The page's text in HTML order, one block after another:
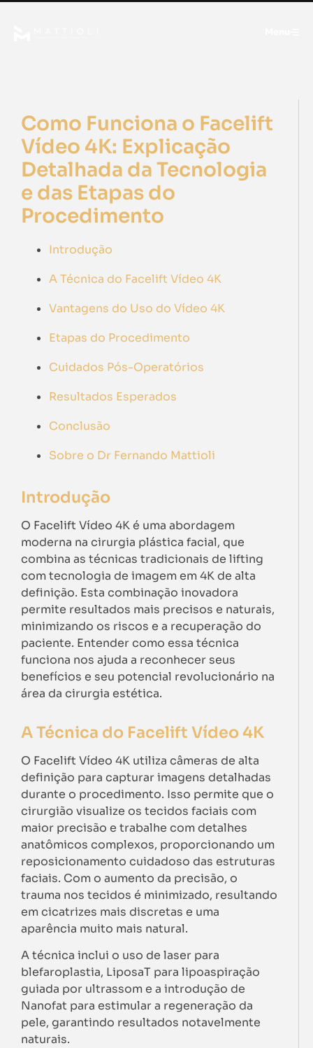
Como Funciona o Facelift
Vídeo 4K: Explicação
Detalhada da Tecnologia
e das Etapas do
Procedimento
Introdução
A Técnica do Facelift Vídeo 4K
Vantagens do Uso do Vídeo 4K
Etapas do Procedimento
Cuidados Pós-Operatórios
Resultados Esperados
Conclusão
Sobre o Dr Fernando Mattioli
Introdução
O Facelift Vídeo 4K é uma abordagem
moderna na cirurgia plástica facial, que
combina as técnicas tradicionais de lifting
com tecnologia de imagem em 4K de alta
definição. Esta combinação inovadora
permite resultados mais precisos e naturais,
minimizando os riscos e a recuperação do
paciente. Entender como essa técnica
funciona nos ajuda a reconhecer seus
benefícios e seu potencial revolucionário na
área da cirurgia estética.
A Técnica do Facelift Vídeo 4K
O Facelift Vídeo 4K utiliza câmeras de alta
definição para capturar imagens detalhadas
durante o procedimento. Isso permite que o
cirurgião visualize os tecidos faciais com
maior precisão e trabalhe com detalhes
anatômicos complexos, proporcionando um
reposicionamento cuidadoso das estruturas
faciais. Com o aumento da precisão, o
trauma nos tecidos é minimizado, resultando
em cicatrizes mais discretas e uma
aparência muito mais natural.
A técnica inclui o uso de laser para
blefaroplastia, LiposaT para lipoaspiração
guiada por ultrassom e a introdução de
Nanofat para estimular a regeneração da
pele, garantindo resultados notavelmente
naturais.